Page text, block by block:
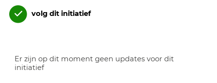
volg dit initiatief
Er zijn op dit moment geen updates voor dit
initiatief